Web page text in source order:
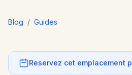
Blog / Guides
Reservez cet emplacement